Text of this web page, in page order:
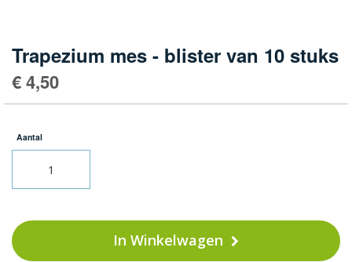
het
begin
van
Trapezium mes - blister van 10 stuks
€ 4,50
Aantal
In Winkelwagen